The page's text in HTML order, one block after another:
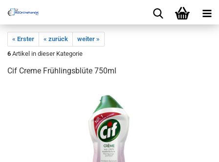
« Erster « zurück
weiter »
6 Artikel in dieser Kategorie
Cif Creme Frühlingsblüte 750ml